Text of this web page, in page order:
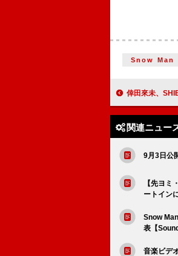
Snow Man
倖田來未、
関連ニュー
9月3日公
【先ヨ
ートイン
Snow
表【
音楽ビデ